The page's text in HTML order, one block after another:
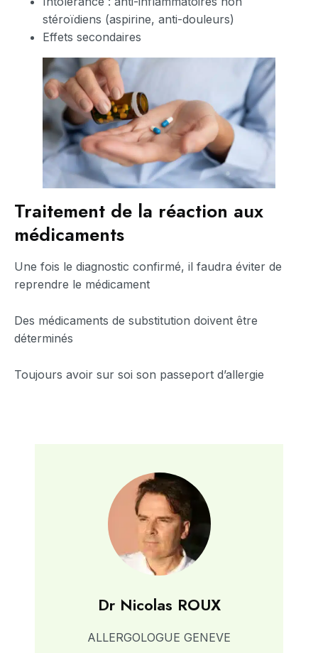
stéroïdiens (aspirine, anti-douleurs)
Effets secondaires
Traitement de la réaction aux
médicaments
Une fois le diagnostic confirmé, il faudra éviter de
reprendre le médicament
Des médicaments de substitution doivent être
déterminés
Toujours avoir sur soi son passeport d’allergie
Dr Nicolas ROUX
ALLERGOLOGUE GENEVE